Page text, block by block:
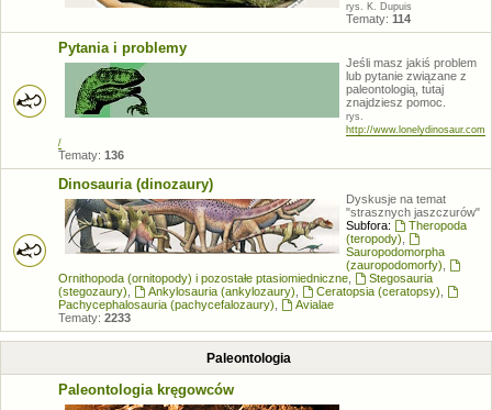
rys. K. Dupuis
Tematy: 114
Pytania i problemy
Jeśli masz jakiś problem
lub pytanie związane z
paleontologią, tutaj
znajdziesz pomoc.
rys.
http://www.lonelydinosaur.com
/
Tematy: 136
Dinosauria (dinozaury)
Dyskusje na temat
"strasznych jaszczurów"
Subfora:
Theropoda
(teropody)
Sauropodomorpha
(zauropodomorfy)
Ornithopoda (ornitopody) i pozostałe ptasiomiedniczne
Stegosauria
(stegozaury)
Ankylosauria (ankylozaury) Ceratopsia (ceratopsy)
Pachycephalosauria (pachycefalozaury)
Avialae
Tematy: 2233
Paleontologia
Paleontologia kręgowców